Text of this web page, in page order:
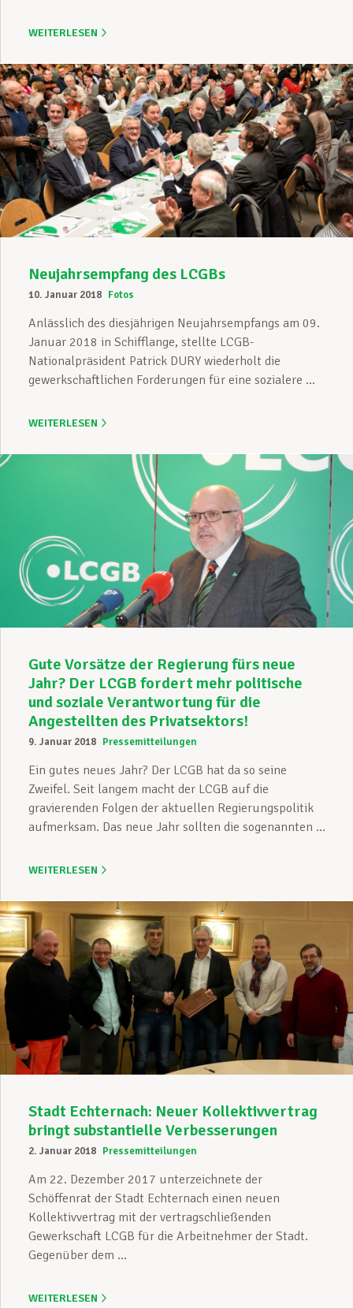
WEITERLESEN
Neujahrsempfang des LCGBs
10. Januar 2018 Fotos
Anlässlich des diesjährigen Neujahrsempfangs am 09.
Januar 2018 in Schifflange, stellte LCGB-
Nationalpräsident Patrick DURY wiederholt die
gewerkschaftlichen Forderungen für eine sozialere ...
WEITERLESEN
Gute Vorsätze der Regierung fürs neue
Jahr? Der LCGB fordert mehr politische
und soziale Verantwortung für die
Angestellten des Privatsektors!
9. Januar 2018 Pressemitteilungen
Ein gutes neues Jahr? Der LCGB hat da so seine
Zweifel. Seit langem macht der LCGB auf die
gravierenden Folgen der aktuellen Regierungspolitik
aufmerksam. Das neue Jahr sollten die sogenannten ...
WEITERLESEN
Stadt Echternach: Neuer Kollektivvertrag
bringt substantielle Verbesserungen
2. Januar 2018 Pressemitteilungen
Am 22. Dezember 2017 unterzeichnete der
Schöffenrat der Stadt Echternach einen neuen
Kollektivvertrag mit der vertragschließenden
Gewerkschaft LCGB für die Arbeitnehmer der Stadt.
Gegenüber dem ...
WEITERLESEN